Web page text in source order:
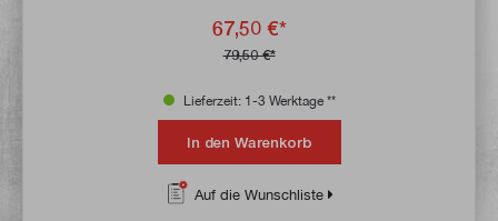
67,50 €*
79,50 €*
Lieferzeit: 1-3 Werktage **
In den Warenkorb
Auf die Wunschliste